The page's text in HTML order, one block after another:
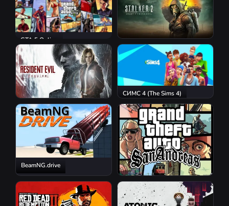
GTA 5 Online
S.T.A.L.K.E.R. 2: Heart of
Chornobyl
Resident Evil Requiem
СИМС 4 (The Sims 4)
BeamNG.drive
GTA San Andreas